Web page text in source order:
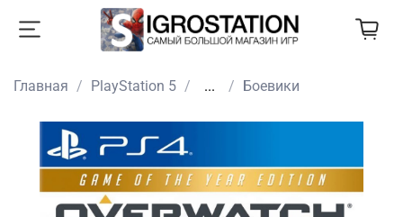
Главная PlayStation 5 ... Боевики